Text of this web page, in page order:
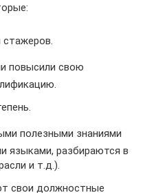
повысили свою
полезными знаниями
языками, разбираются в
и т.д.).
свои должностные